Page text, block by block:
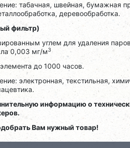
табачная, швейная, бумажная
деревообработка.
фильтр)
углем для удаления
0,003 мг/м3
до 1000 часов.
электронная, текстильная,
информацию о
Вам нужный товар!